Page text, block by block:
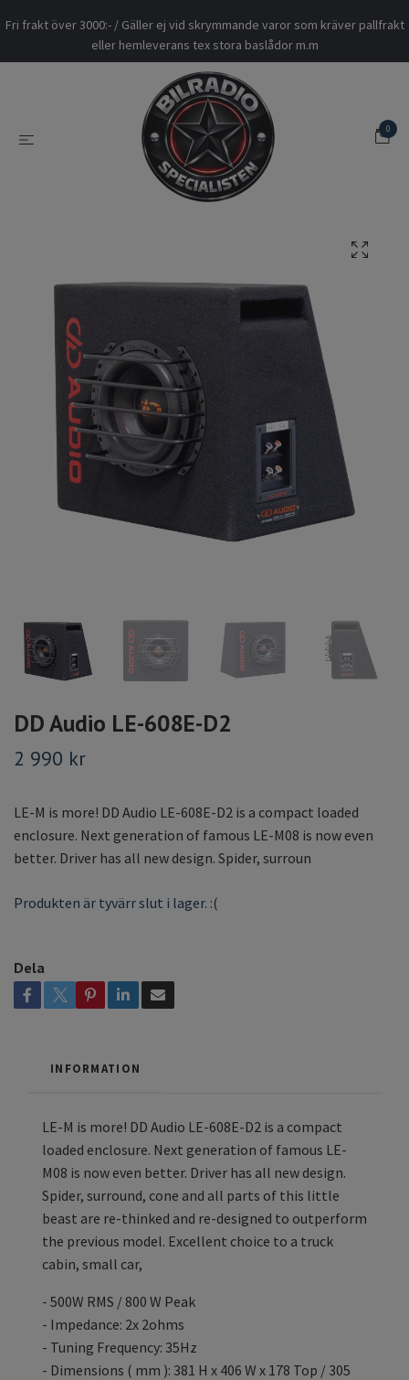
Fri frakt över 3000:- / Gäller ej vid skrymmande varor som kräver pallfrakt
eller hemleverans tex stora baslådor m.m
0
DD Audio LE-608E-D2
2 990 kr
LE-M is more! DD Audio LE-608E-D2 is a compact loaded
enclosure. Next generation of famous LE-M08 is now even
better. Driver has all new design. Spider, surroun
Produkten är tyvärr slut i lager. :(
Dela
INFORMATION
LE-M is more! DD Audio LE-608E-D2 is a compact
loaded enclosure. Next generation of famous LE-
M08 is now even better. Driver has all new design.
Spider, surround, cone and all parts of this little
beast are re-thinked and re-designed to outperform
the previous model. Excellent choice to a truck
cabin, small car,
- 500W RMS / 800 W Peak
- Impedance: 2x 2ohms
- Tuning Frequency: 35Hz
- Dimensions ( mm ): 381 H x 406 W x 178 Top / 305